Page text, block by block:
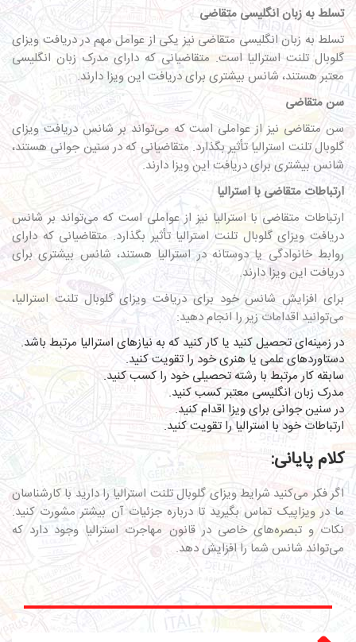
تسلط به زبان انگلیسی متقاضی
تسلط به زبان انگلیسی متقاضی نیز یکی از عوامل مهم در دریافت ویزای
گلوبال تلنت استرالیا است. متقاضیانی که دارای مدرک زبان انگلیسی
معتبر هستند، شانس بیشتری برای دریافت این ویزا دارند.
سن متقاضی
سن متقاضی نیز از عواملی است که می‌تواند بر شانس دریافت ویزای
گلوبال تلنت استرالیا تأثیر بگذارد. متقاضیانی که در سنین جوانی هستند،
شانس بیشتری برای دریافت این ویزا دارند.
ارتباطات متقاضی با استرالیا
ارتباطات متقاضی با استرالیا نیز از عواملی است که می‌تواند بر شانس
دریافت ویزای گلوبال تلنت استرالیا تأثیر بگذارد. متقاضیانی که دارای
روابط خانوادگی یا دوستانه در استرالیا هستند، شانس بیشتری برای
دریافت این ویزا دارند.
برای افزایش شانس خود برای دریافت ویزای گلوبال تلنت استرالیا،
می‌توانید اقدامات زیر را انجام دهید:
در زمینه‌ای تحصیل کنید یا کار کنید که به نیازهای استرالیا مرتبط باشد.
دستاوردهای علمی یا هنری خود را تقویت کنید.
سابقه کار مرتبط با رشته تحصیلی خود را کسب کنید.
مدرک زبان انگلیسی معتبر کسب کنید.
در سنین جوانی برای ویزا اقدام کنید.
ارتباطات خود با استرالیا را تقویت کنید.
کلام پایانی:
اگر فکر می‌کنید شرایط ویزای گلوبال تلنت استرالیا را دارید با کارشناسان
ما درویزاپیک تماس بگیرید تا درباره جزئیات آن بیشتر مشورت کنید.
نکات و تبصره‌های خاصی در قانون مهاجرت استرالیا وجود دارد که
می‌تواند شانس شما را افزایش دهد.